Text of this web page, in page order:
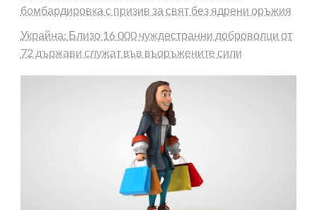
бомбардировка с призив за свят без ядрени оръжия
Украйна: Близо 16 000 чуждестранни доброволци от
72 държави служат във въоръжените сили